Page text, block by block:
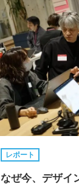
レポート
なぜ今、デザイ